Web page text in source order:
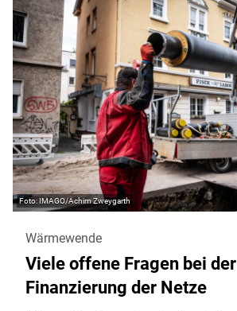
IMAGO/Achim Zweygarth
Wärmewende
Viele offene Fragen bei der
Finanzierung der Netze